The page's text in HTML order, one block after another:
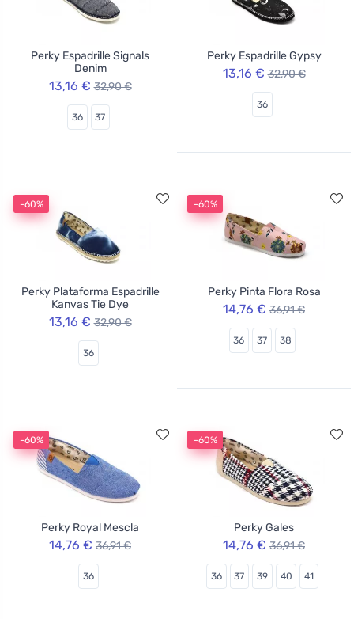
Perky Espadrille Signals
Denim
13,16 € 32,90 €
36 37
Perky Espadrille Gypsy
13,16 € 32,90 €
36
-60%
Perky Plataforma Espadrille
Kanvas Tie Dye
13,16 € 32,90 €
36
-60%
Perky Pinta Flora Rosa
14,76 € 36,91 €
36 37 38
-60%
Perky Royal Mescla
14,76 € 36,91 €
36
-60%
Perky Gales
14,76 € 36,91 €
36 37 39 40 41